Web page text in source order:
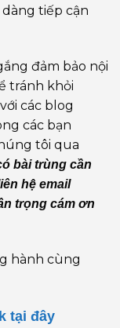
tiếp cận
đảm bảo nội
tránh khỏi
các blog
các bạn
tôi qua
bài trùng cần
hệ email
trọng cám ơn
hành cùng
tại đây